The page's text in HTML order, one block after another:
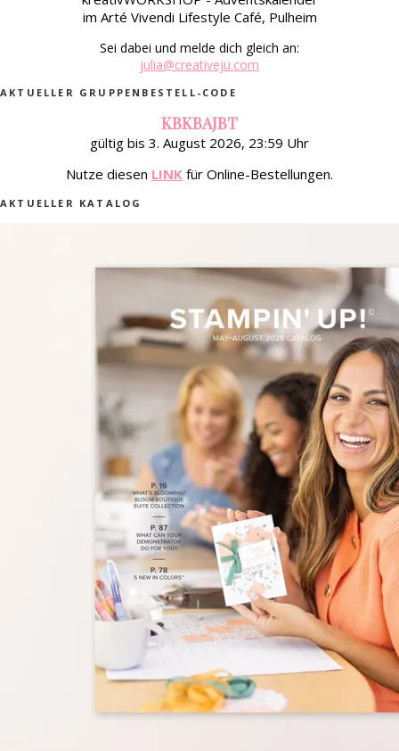
im Arté Vivendi Lifestyle Café, Pulheim
Sei dabei und melde dich gleich an:
julia@creativeju.com
AKTUELLER GRUPPENBESTELL-CODE
KBKBAJBT
gültig bis 3. August 2026, 23:59 Uhr
Nutze diesen LINK für Online-Bestellungen.
AKTUELLER KATALOG